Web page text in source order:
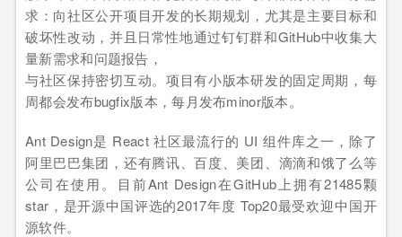
求：向社区公开项目开发的长期规划，尤其是主要目标和
破坏性改动，并且日常性地通过钉钉群和GitHub中收集大
量新需求和问题报告，
与社区保持密切互动。项目有小版本研发的固定周期，每
周都会发布bugfix版本，每月发布minor版本。
Ant Design是 React 社区最流行的 UI 组件库之一，除了
阿里巴巴集团，还有腾讯、百度、美团、滴滴和饿了么等
公司在使用。目前Ant Design在GitHub上拥有21485颗
star，是开源中国评选的2017年度 Top20最受欢迎中国开
源软件。